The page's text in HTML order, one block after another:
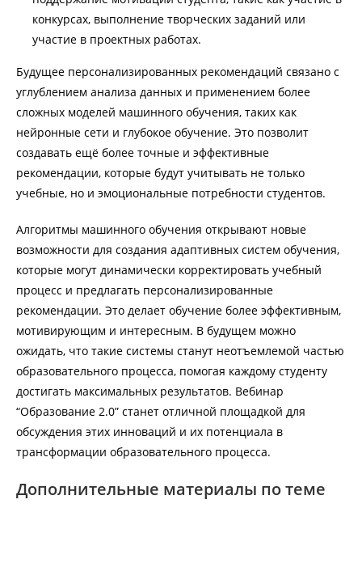
конкурсах, выполнение творческих заданий или
участие в проектных работах.
Будущее персонализированных рекомендаций связано с
углублением анализа данных и применением более
сложных моделей машинного обучения, таких как
нейронные сети и глубокое обучение. Это позволит
создавать ещё более точные и эффективные
рекомендации, которые будут учитывать не только
учебные, но и эмоциональные потребности студентов.
Алгоритмы машинного обучения открывают новые
возможности для создания адаптивных систем обучения,
которые могут динамически корректировать учебный
процесс и предлагать персонализированные
рекомендации. Это делает обучение более эффективным,
мотивирующим и интересным. В будущем можно
ожидать, что такие системы станут неотъемлемой частью
образовательного процесса, помогая каждому студенту
достигать максимальных результатов. Вебинар
“Образование 2.0” станет отличной площадкой для
обсуждения этих инноваций и их потенциала в
трансформации образовательного процесса.
Дополнительные материалы по теме